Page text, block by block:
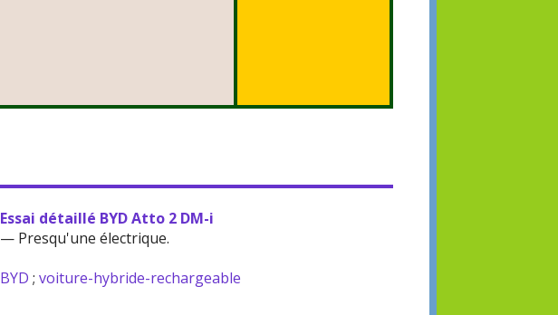
Essai détaillé BYD Atto 2 DM-i
— Presqu'une électrique.
BYD ;voiture-hybride-rechargeable